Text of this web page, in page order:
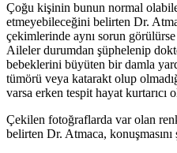
Çoğu kişinin bunun normal
etmeyebileceğini belirten Dr.
çekimlerinde aynı sorun
Aileler durumdan şüphelenip
bebeklerini büyüten bir damla
tümörü veya katarakt olup
varsa erken tespit hayat kurtarıcı
Çekilen fotoğraflarda var olan
belirten Dr. Atmaca, konuşmasını